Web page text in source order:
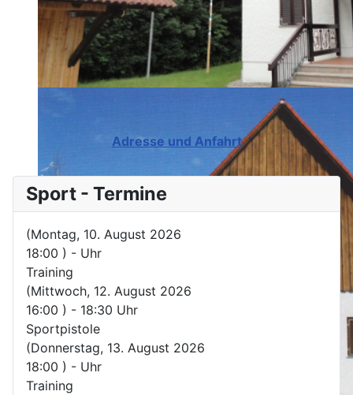
Adresse und Anfahrt
Sport - Termine
(Montag, 10. August 2026
18:00 ) - Uhr
Training
(Mittwoch, 12. August 2026
16:00 ) - 18:30 Uhr
Sportpistole
(Donnerstag, 13. August 2026
18:00 ) - Uhr
Training